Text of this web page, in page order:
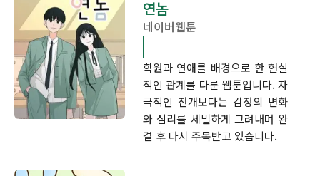
연놈
네이버웹툰
학원과 연애를 배경으로 한 현실
적인 관계를 다룬 웹툰입니다. 자
극적인 전개보다는 감정의 변화
와 심리를 세밀하게 그려내며 완
결 후 다시 주목받고 있습니다.